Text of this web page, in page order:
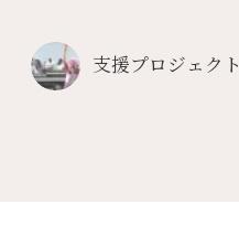
支援プロジェクト